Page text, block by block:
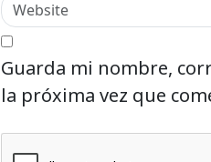
Guarda mi nombre,
la próxima vez que